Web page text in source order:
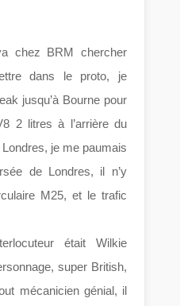
chez BRM chercher
dans le proto, je
jusqu’à Bourne pour
2 litres à l’arrière du
je me paumais
de Londres, il n’y
M25, et le trafic
était Wilkie
super British,
mécanicien génial, il